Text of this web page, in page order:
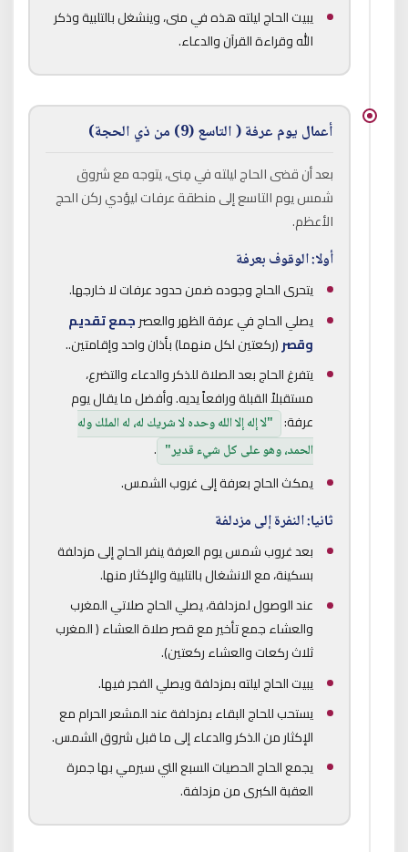
يبيت الحاج ليلته هذه في منى، وينشغل بالتلبية وذكر
الله وقراءة القرآن والدعاء.
أعمال يوم عرفة ( التاسع (9) من ذي الحجة)
بعد أن قضى الحاج ليلته في مِنى، يتوجه مع شروق
شمس يوم التاسع إلى منطقة عرفات ليؤدي ركن الحج
الأعظم.
أولا: الوقوف بعرفة
يتحرى الحاج وجوده ضمن حدود عرفات لا خارجها.
يصلي الحاج في عرفة الظهر والعصرجمع تقديم
وقصر(ركعتين لكل منهما) بأذان واحد وإقامتين..
يتفرغ الحاج بعد الصلاة للذكر والدعاء والتضرع،
مستقبلاً القبلة ورافعاً يديه. وأفضل ما يقال يوم
عرفة: "لا إله إلا الله وحده لا شريك له، له الملك وله
الحمد، وهو على كل شيء قدير" .
يمكث الحاج بعرفة إلى غروب الشمس.
ثانيا: النفرة إلى مزدلفة
بعد غروب شمس يوم العرفة ينفر الحاج إلى مزدلفة
بسكينة، مع الانشغال بالتلبية والإكثار منها.
عند الوصول لمزدلفة، يصلي الحاج صلاتي المغرب
والعشاء جمع تأخير مع قصر صلاة العشاء ( المغرب
ثلاث ركعات والعشاء ركعتين).
يبيت الحاج ليلته بمزدلفة ويصلي الفجر فيها.
يستحب للحاج البقاء بمزدلفة عند المشعر الحرام مع
الإكثار من الذكر والدعاء إلى ما قبل شروق الشمس.
يجمع الحاج الحصيات السبع التي سيرمي بها جمرة
العقبة الكبرى من مزدلفة.